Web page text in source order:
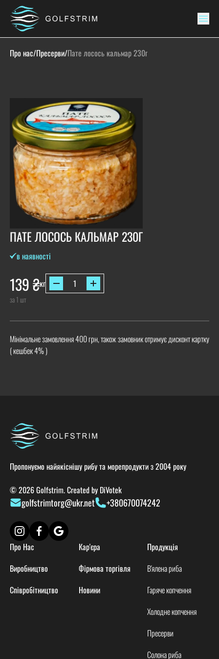
Про нас/Пресерви/Пате лосось кальмар 230г
ПАТЕ ЛОСОСЬ КАЛЬМАР 230Г
в наявності
139₴кг
за 1 шт
Мінімальне замовлення 400 грн, також замовник отримує дисконт картку
( кешбек 4% )
Пропонуємо найякіснішу рибу та морепродукти з 2004 року
© 2026 Golfstrim. Created by DiVotek
Про Нас
Виробництво
Співробітництво
Кар'єра
Фірмова торгівля
Новини
Продукція
В'ялена риба
Гаряче копчення
Холодне копчення
Пресерви
Солона риба
golfstrimtorg@ukr.net +380670074242